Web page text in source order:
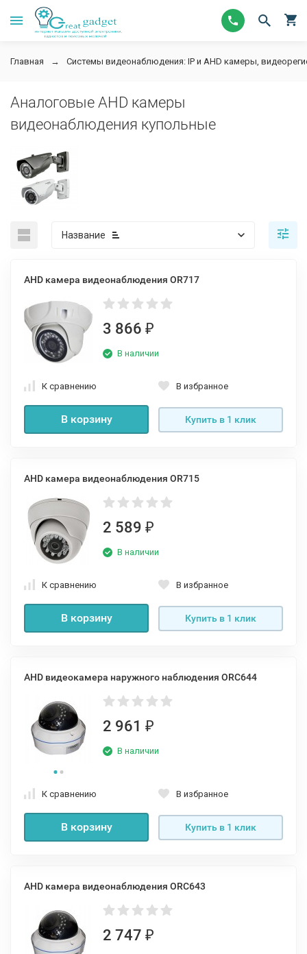
Главная Системы видеонаблюдения: IP и AHD камеры,
Аналоговые AHD камеры
видеонаблюдения купольные
Название
AHD камера видеонаблюдения OR717
3 866 ₽
В наличии
К сравнению В избранное
В корзину Купить в 1 клик
AHD камера видеонаблюдения OR715
2 589 ₽
В наличии
К сравнению В избранное
В корзину Купить в 1 клик
AHD видеокамера наружного наблюдения ORC644
2 961 ₽
В наличии
К сравнению В избранное
В корзину Купить в 1 клик
AHD камера видеонаблюдения ORC643
2 747 ₽